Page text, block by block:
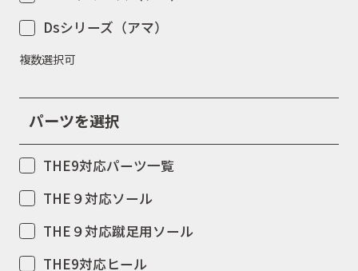
Dsシリーズ（アマ）
複数選択可
パーツを選択
THE9対応パーツ一覧
THE９対応ソール
THE９対応蹴足用ソール
THE9対応ヒール